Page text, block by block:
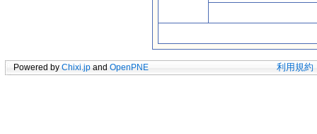
Powered by Chixi.jp and OpenPNE 利用規約